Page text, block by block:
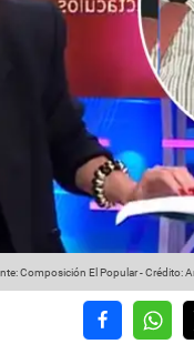
Composición El Popular-Crédito: